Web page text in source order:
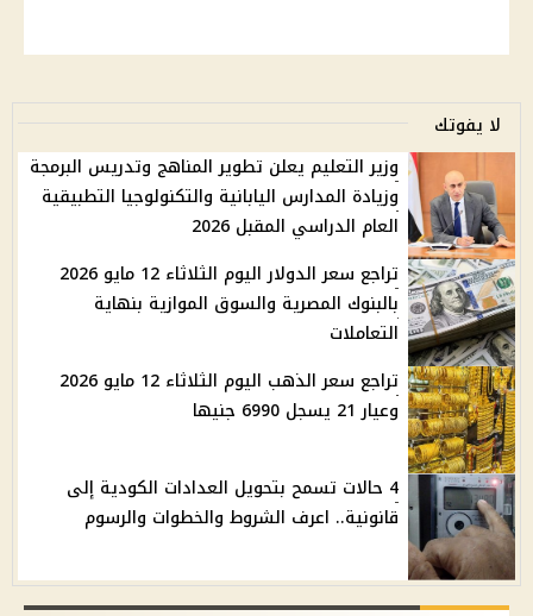
لا يفوتك
وزير التعليم يعلن تطوير المناهج وتدريس البرمجة
وزيادة المدارس اليابانية والتكنولوجيا التطبيقية
العام الدراسي المقبل 2026
تراجع سعر الدولار اليوم الثلاثاء 12 مايو 2026
بالبنوك المصرية والسوق الموازية بنهاية
التعاملات
تراجع سعر الذهب اليوم الثلاثاء 12 مايو 2026
وعيار 21 يسجل 6990 جنيها
4 حالات تسمح بتحويل العدادات الكودية إلى
قانونية.. اعرف الشروط والخطوات والرسوم